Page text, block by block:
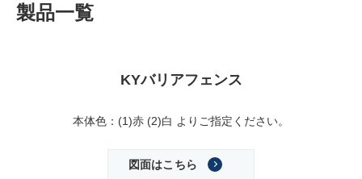
製品一覧
KYバリアフェンス
本体色：(1)赤 (2)白 よりご指定ください。
図面はこちら